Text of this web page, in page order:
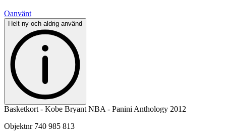
Oanvänt
Helt ny och aldrig använd
Basketkort - Kobe Bryant NBA - Panini Anthology 2012
Objektnr 740 985 813